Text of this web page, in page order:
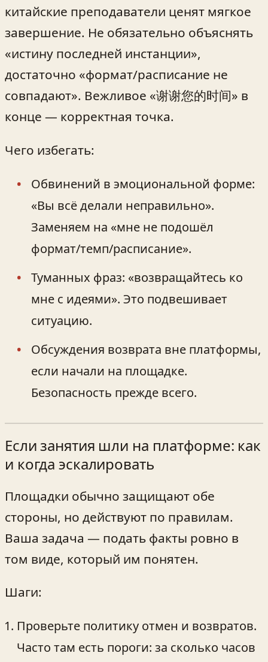
китайские преподаватели ценят мягкое
завершение. Не обязательно объяснять
«истину последней инстанции»,
достаточно «формат/расписание не
совпадают». Вежливое «谢谢您的时间» в
конце — корректная точка.
Чего избегать:
Обвинений в эмоциональной форме:
«Вы всё делали неправильно».
Заменяем на «мне не подошёл
формат/темп/расписание».
Туманных фраз: «возвращайтесь ко
мне с идеями». Это подвешивает
ситуацию.
Обсуждения возврата вне платформы,
если начали на площадке.
Безопасность прежде всего.
Если занятия шли на платформе: как
и когда эскалировать
Площадки обычно защищают обе
стороны, но действуют по правилам.
Ваша задача — подать факты ровно в
том виде, который им понятен.
Шаги:
Проверьте политику отмен и возвратов.
Часто там есть пороги: за сколько часов